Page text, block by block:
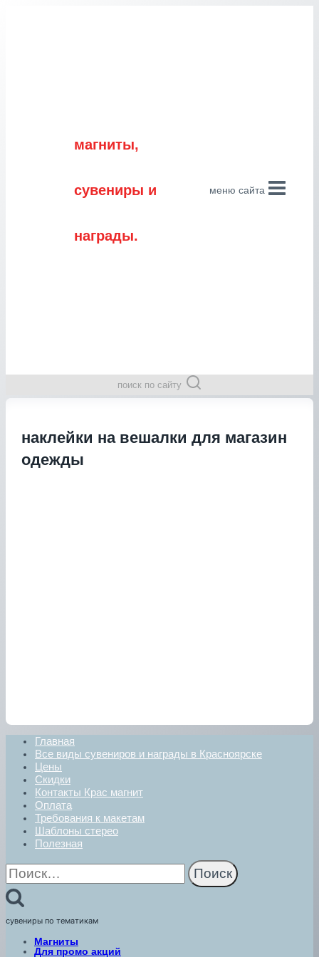
магниты,
сувениры и
награды.
меню сайта
поиск по сайту
наклейки на вешалки для магазин
одежды
Главная
Все виды сувениров и награды в Красноярске
Цены
Скидки
Контакты Крас магнит
Оплата
Требования к макетам
Шаблоны стерео
Полезная
Найти:
сувениры по тематикам
Магниты
Для промо акций